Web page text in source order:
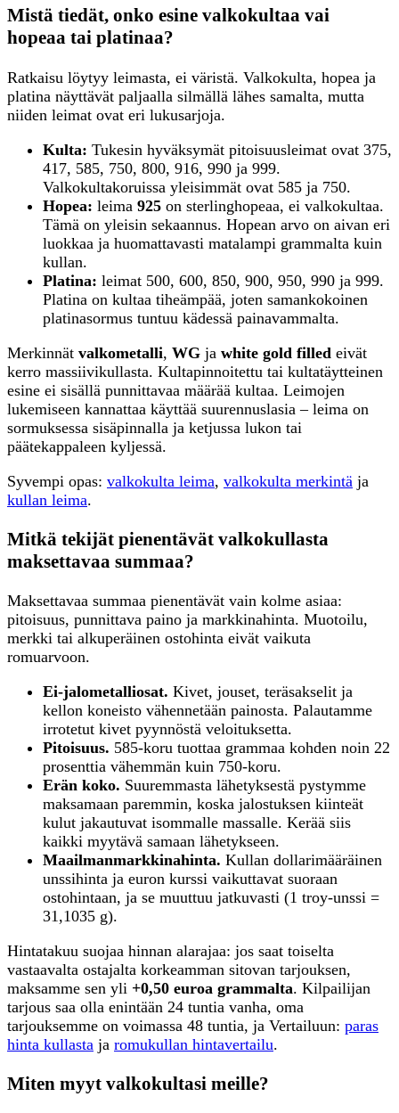
Mistä tiedät, onko esine valkokultaa vai
hopeaa tai platinaa?
Ratkaisu löytyy leimasta, ei väristä. Valkokulta, hopea ja
platina näyttävät paljaalla silmällä lähes samalta, mutta
niiden leimat ovat eri lukusarjoja.
Kulta: Tukesin hyväksymät pitoisuusleimat ovat 375,
417, 585, 750, 800, 916, 990 ja 999.
Valkokultakoruissa yleisimmät ovat 585 ja 750.
Hopea: leima 925 on sterlinghopeaa, ei valkokultaa.
Tämä on yleisin sekaannus. Hopean arvo on aivan eri
luokkaa ja huomattavasti matalampi grammalta kuin
kullan.
Platina: leimat 500, 600, 850, 900, 950, 990 ja 999.
Platina on kultaa tiheämpää, joten samankokoinen
platinasormus tuntuu kädessä painavammalta.
Merkinnät valkometalli, WG ja white gold filled eivät
kerro massiivikullasta. Kultapinnoitettu tai kultatäytteinen
esine ei sisällä punnittavaa määrää kultaa. Leimojen
lukemiseen kannattaa käyttää suurennuslasia – leima on
sormuksessa sisäpinnalla ja ketjussa lukon tai
päätekappaleen kyljessä.
Syvempi opas: valkokulta leima, valkokulta merkintä ja
kullan leima.
Mitkä tekijät pienentävät valkokullasta
maksettavaa summaa?
Maksettavaa summaa pienentävät vain kolme asiaa:
pitoisuus, punnittava paino ja markkinahinta. Muotoilu,
merkki tai alkuperäinen ostohinta eivät vaikuta
romuarvoon.
Ei-jalometalliosat. Kivet, jouset, teräsakselit ja
kellon koneisto vähennetään painosta. Palautamme
irrotetut kivet pyynnöstä veloituksetta.
Pitoisuus. 585-koru tuottaa grammaa kohden noin 22
prosenttia vähemmän kuin 750-koru.
Erän koko. Suuremmasta lähetyksestä pystymme
maksamaan paremmin, koska jalostuksen kiinteät
kulut jakautuvat isommalle massalle. Kerää siis
kaikki myytävä samaan lähetykseen.
Maailmanmarkkinahinta. Kullan dollarimääräinen
unssihinta ja euron kurssi vaikuttavat suoraan
ostohintaan, ja se muuttuu jatkuvasti (1 troy-unssi =
31,1035 g).
Hintatakuu suojaa hinnan alarajaa: jos saat toiselta
vastaavalta ostajalta korkeamman sitovan tarjouksen,
maksamme sen yli +0,50 euroa grammalta. Kilpailijan
tarjous saa olla enintään 24 tuntia vanha, oma
tarjouksemme on voimassa 48 tuntia, ja Vertailuun: paras
hinta kullasta ja romukullan hintavertailu.
Miten myyt valkokultasi meille?